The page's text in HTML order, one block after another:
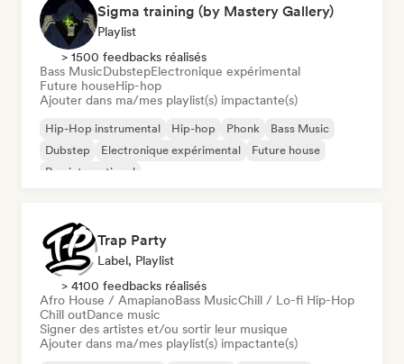
Sigma training (by Mastery Gallery)
Playlist
> 1500 feedbacks réalisés
Bass MusicDubstepElectronique expérimental
Future houseHip-hop
Ajouter dans ma/mes playlist(s) impactante(s)
Hip-Hop instrumental Hip-hop Phonk
Bass Music
Dubstep
Electronique expérimental
Future house
Rap international
Trap Party
Label, Playlist
> 4100 feedbacks réalisés
Afro House / AmapianoBass MusicChill / Lo-fi Hip-Hop
Chill outDance music
Signer des artistes et/ou sortir leur musique
Ajouter dans ma/mes playlist(s) impactante(s)